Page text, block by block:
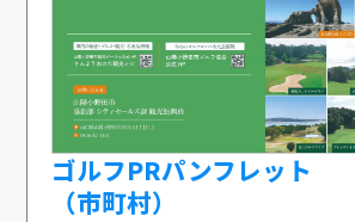
ゴルフPRパンフレット
（市町村）